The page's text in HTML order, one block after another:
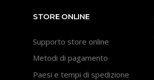
STORE ONLINE
Supporto store online
Metodi di pagamento
Paesi e tempi di spedizione